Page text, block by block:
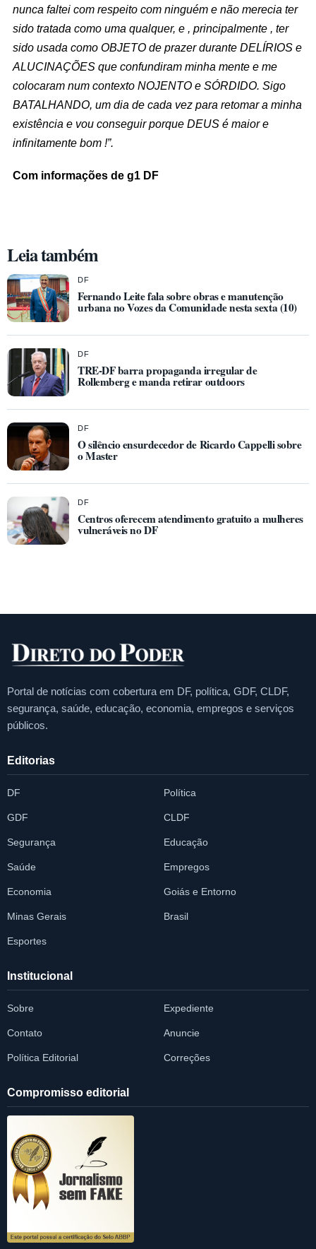
nunca faltei com respeito com ninguém e não merecia ter
sido tratada como uma qualquer, e , principalmente , ter
sido usada como OBJETO de prazer durante DELÍRIOS e
ALUCINAÇÕES que confundiram minha mente e me
colocaram num contexto NOJENTO e SÓRDIDO. Sigo
BATALHANDO, um dia de cada vez para retomar a minha
existência e vou conseguir porque DEUS é maior e
infinitamente bom !”.
Com informações de g1 DF
Leia também
DF
Fernando Leite fala sobre obras e manutenção
urbana no Vozes da Comunidade nesta sexta (10)
DF
TRE-DF barra propaganda irregular de
Rollemberg e manda retirar outdoors
DF
O silêncio ensurdecedor de Ricardo Cappelli sobre
o Master
DF
Centros oferecem atendimento gratuito a mulheres
vulneráveis no DF
Portal de notícias com cobertura em DF, política, GDF, CLDF,
segurança, saúde, educação, economia, empregos e serviços
públicos.
Editorias
DF Política
GDF CLDF
Segurança Educação
Saúde Empregos
Economia Goiás e Entorno
Minas Gerais Brasil
Esportes
Institucional
Sobre Expediente
Contato Anuncie
Política Editorial Correções
Compromisso editorial